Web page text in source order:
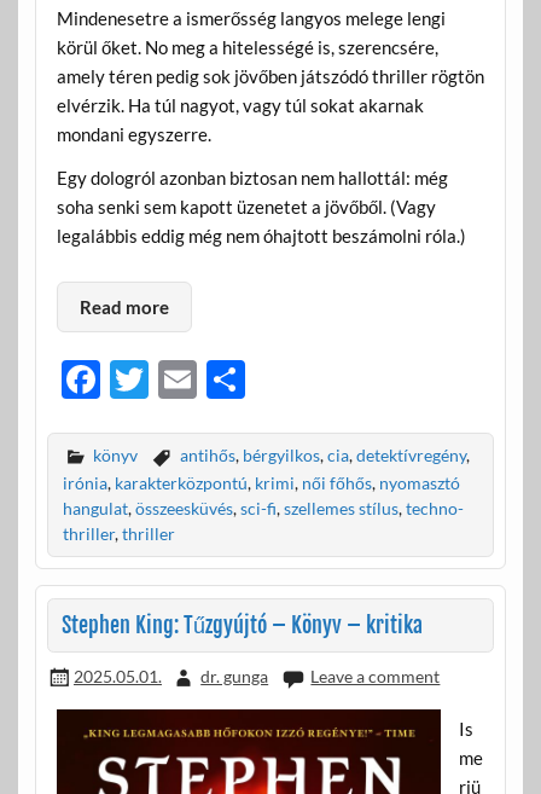
Mindenesetre a ismerősség langyos melege lengi
körül őket. No meg a hitelességé is, szerencsére,
amely téren pedig sok jövőben játszódó thriller rögtön
elvérzik. Ha túl nagyot, vagy túl sokat akarnak
mondani egyszerre.
Egy dologról azonban biztosan nem hallottál: még
soha senki sem kapott üzenetet a jövőből. (Vagy
legalábbis eddig még nem óhajtott beszámolni róla.)
Read more
F
e
b
o
o
k
T
itt
er
E
ail
O
za
m
g
könyv antihős, bérgyilkos,cia,detektívregény,
irónia, karakterközpontú, krimi, női főhős, nyomasztó
hangulat,összeesküvés,sci-fi,szellemes stílus,techno-
thriller,thriller
Stephen King: Tűzgyújtó – Könyv – kritika
2025.05.01. dr. gunga Leave a comment
Is
me
rjü